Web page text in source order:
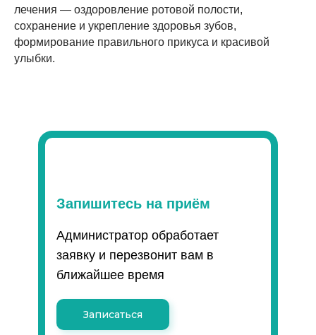
лечения — оздоровление ротовой полости,
сохранение и укрепление здоровья зубов,
формирование правильного прикуса и красивой
улыбки.
Запишитесь на приём
Администратор обработает
заявку и перезвонит вам в
ближайшее время
Записаться